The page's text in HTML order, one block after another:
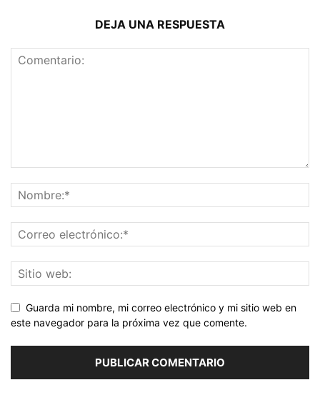
DEJA UNA RESPUESTA
Guarda mi nombre, mi correo electrónico y mi sitio web en
este navegador para la próxima vez que comente.